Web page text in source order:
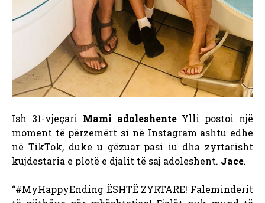
Ish 31-vjeçari Mami adoleshenteYlli postoi një
moment të përzemërt si në Instagram ashtu edhe
në TikTok, duke u gëzuar pasi iu dha zyrtarisht
kujdestaria e plotë e djalit të saj adoleshent. Jace.
“#MyHappyEnding ËSHTË ZYRTARE! Faleminderit